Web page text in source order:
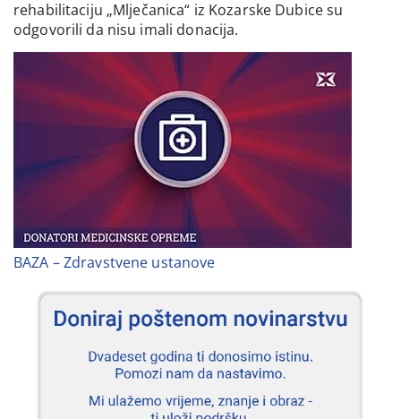
rehabilitaciju „Mlječanica“ iz Kozarske Dubice su
odgovorili da nisu imali donacija.
BAZA – Zdravstvene ustanove